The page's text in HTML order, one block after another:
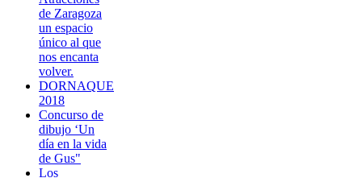
de Zaragoza
un espacio
único al que
nos encanta
volver.
DORNAQUE
2018
Concurso de
dibujo ‘Un
día en la vida
de Gus"
Los